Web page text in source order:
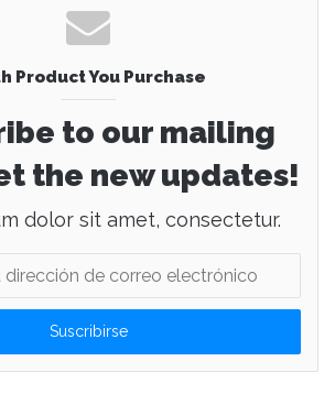
Product You Purchase
to our mailing
the new updates!
dolor sit amet, consectetur.